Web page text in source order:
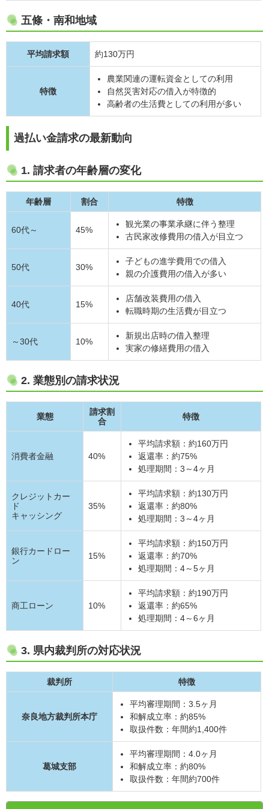
五條・南和地域
平均請求額 約130万円
特徴
農業関連の運転資金としての利用
自然災害対応の借入が特徴的
高齢者の生活費としての利用が多い
過払い金請求の最新動向
1. 請求者の年齢層の変化
年齢層 割合 特徴
60代～ 45%
観光業の事業承継に伴う整理
古民家改修費用の借入が目立つ
50代 30%
子どもの進学費用での借入
親の介護費用の借入が多い
40代 15%
店舗改装費用の借入
転職時期の生活費が目立つ
～30代 10%
新規出店時の借入整理
実家の修繕費用の借入
2. 業態別の請求状況
業態
請求割
合
特徴
消費者金融 40%
平均請求額：約160万円
返還率：約75%
処理期間：3～4ヶ月
クレジットカー
ド
キャッシング
35%
平均請求額：約130万円
返還率：約80%
処理期間：3～4ヶ月
銀行カードロー
ン
15%
平均請求額：約150万円
返還率：約70%
処理期間：4～5ヶ月
商工ローン 10%
平均請求額：約190万円
返還率：約65%
処理期間：4～6ヶ月
3. 県内裁判所の対応状況
裁判所 特徴
奈良地方裁判所本庁
平均審理期間：3.5ヶ月
和解成立率：約85%
取扱件数：年間約1,400件
葛城支部
平均審理期間：4.0ヶ月
和解成立率：約80%
取扱件数：年間約700件